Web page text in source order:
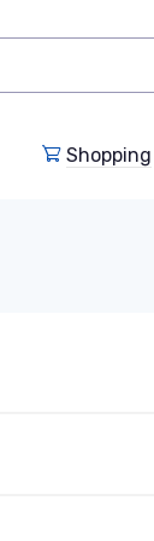
Shopping